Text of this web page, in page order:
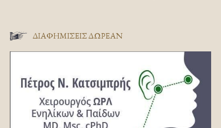
ΔΙΑΦΗΜΊΣΕΙΣ ΔΩΡΕΆΝ